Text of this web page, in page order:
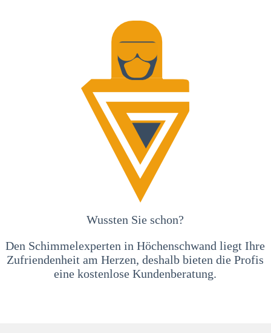
Wussten Sie schon?
Den Schimmelexperten in Höchenschwand liegt Ihre
Zufriendenheit am Herzen, deshalb bieten die Profis
eine kostenlose Kundenberatung.